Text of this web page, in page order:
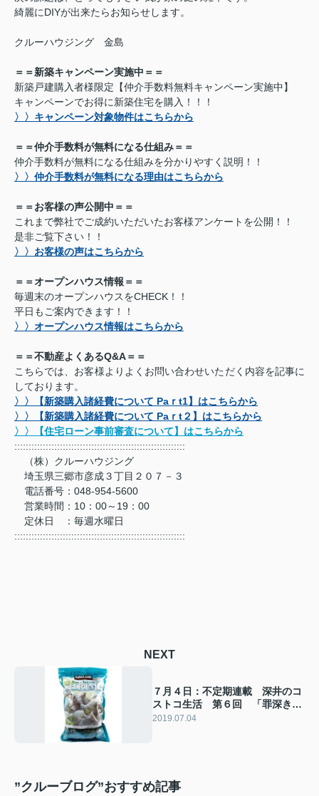
綺麗にDIYが出来たらお知らせします。
クルーハウジング 金島
＝＝新築キャンペーン実施中＝＝
新築戸建購入者様限定【仲介手数料無料キャンペーン実施中】
キャンペーンでお得に新築住宅を購入！！！
〉〉キャンペーン対象物件はこちらから
＝＝仲介手数料が無料になる仕組み＝＝
仲介手数料が無料になる仕組みを分かりやすく説明！！
〉〉仲介手数料が無料になる理由はこちらから
＝＝お客様の声公開中＝＝
これまで弊社でご成約いただいたお客様アンケートを公開！！
是非ご覧下さい！！
〉〉お客様の声はこちらから
＝＝オープンハウス情報＝＝
毎週末のオープンハウスをCHECK！！
平日もご案内できます！！
〉〉オープンハウス情報はこちらから
＝＝不動産よくあるQ&A＝＝
こちらでは、お客様よりよくお問い合わせいただく内容を記事に
しております。
〉〉【新築購入諸経費について Paｒt1】はこちらから
〉〉【新築購入諸経費について Paｒt２】はこちらから
〉〉【住宅ローン事前審査について】はこちらから
::::::::::::::::::::::::::::::::::::::::::::::::::::::::::::
（株）クルーハウジング
埼玉県三郷市彦成３丁目２０７－３
電話番号：048-954-5600
営業時間：10：00～19：00
定休日 ：毎週水曜日
::::::::::::::::::::::::::::::::::::::::::::::::::::::::::::
NEXT
７月４日：不定期連載 深井のコ
ストコ生活 第６回 「罪深きプ
リプリ」
2019.07.04
”クルーブログ”おすすめ記事